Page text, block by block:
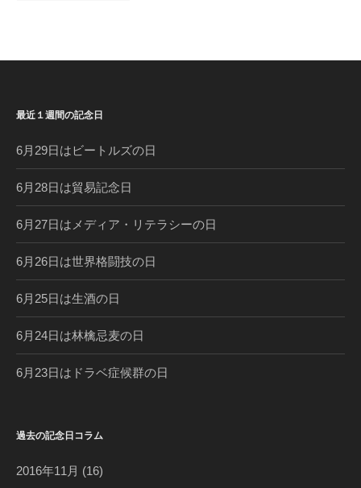
コ
ム
最近１週間の記念日
6月29日はビートルズの日
6月28日は貿易記念日
6月27日はメディア・リテラシーの日
6月26日は世界格闘技の日
6月25日は生酒の日
6月24日は林檎忌麦の日
6月23日はドラベ症候群の日
過去の記念日コラム
2016年11月 (16)